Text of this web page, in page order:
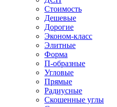
Стоимость
Дешевые
Дорогие
Эконом-класс
Элитные
Форма
П-образные
Угловые
Прямые
Радиусные
Скошенные углы